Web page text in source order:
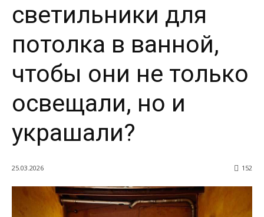
светильники для
потолка в ванной,
чтобы они не только
освещали, но и
украшали?
25.03.2026 152